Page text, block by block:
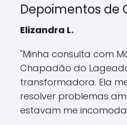
Depoimentos de
Elizandra L.
"Minha consulta com
Chapadão do
transformadora. Ela
resolver problemas
estavam me